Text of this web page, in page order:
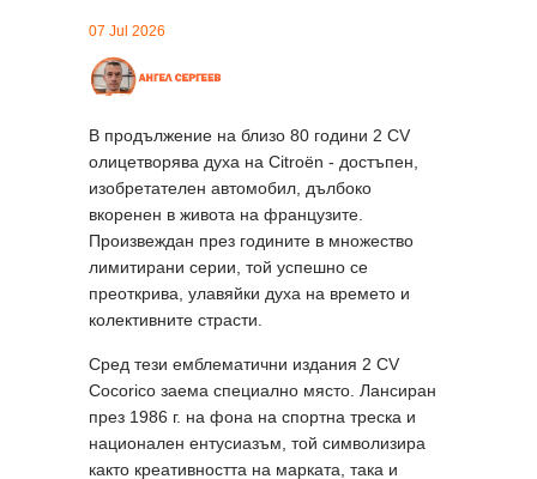
07 Jul 2026
В продължение на близо 80 години 2 CV
олицетворява духа на Citroën - достъпен,
изобретателен автомобил, дълбоко
вкоренен в живота на французите.
Произвеждан през годините в множество
лимитирани серии, той успешно се
преоткрива, улавяйки духа на времето и
колективните страсти.
Сред тези емблематични издания 2 CV
Cocorico заема специално място. Лансиран
през 1986 г. на фона на спортна треска и
национален ентусиазъм, той символизира
както креативността на марката, така и